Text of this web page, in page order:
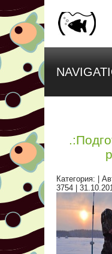
Категория: |
3754 |